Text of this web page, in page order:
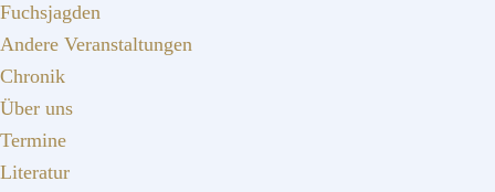
Fuchsjagden
Andere Veranstaltungen
Chronik
Über uns
Termine
Literatur